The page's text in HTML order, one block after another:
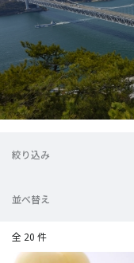
絞り込み
並べ替え
全 20 件